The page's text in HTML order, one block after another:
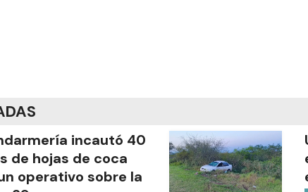
incautó 40
de hojas de coca
operativo sobre la